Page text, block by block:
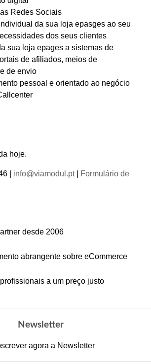
Redes Sociais
da sua loja epasges ao seu
dos seus clientes
sua loja epages a sistemas de
de afiliados, meios de
de envio
pessoal e orientado ao negócio
hoje.
| info@viamodul.pt|
Formulário de
desde 2006
abrangente sobre eCommerce
a um preço justo
Newsletter
agora a Newsletter